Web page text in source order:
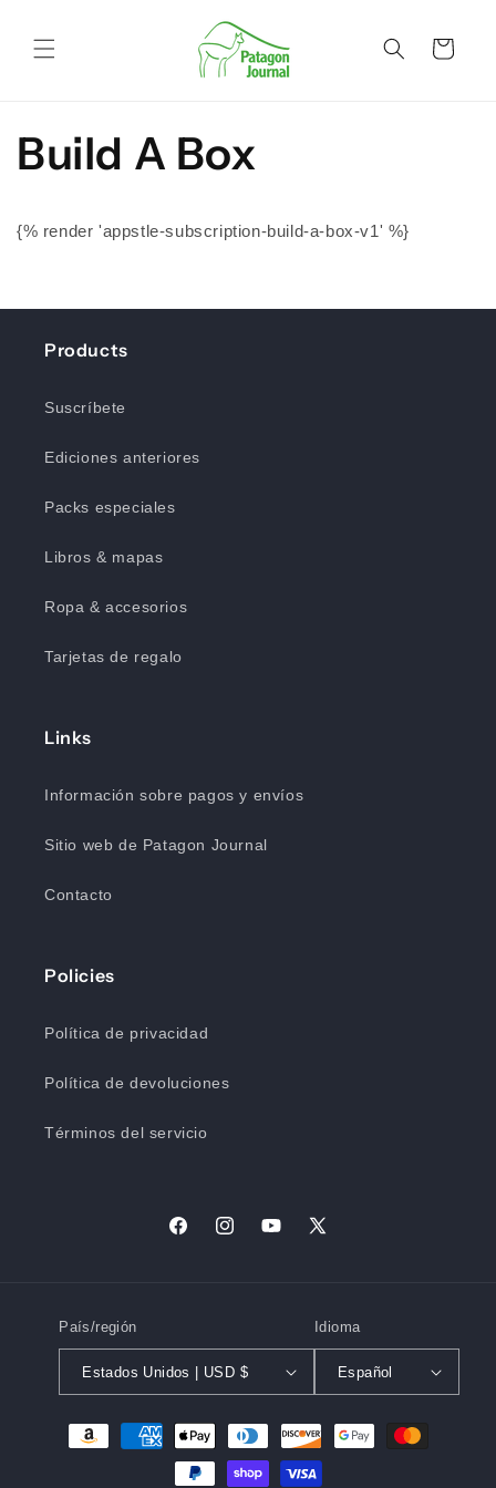
al contenido
Carrito
Build A Box
{% render 'appstle-subscription-build-a-box-v1' %}
Products
Suscríbete
Ediciones anteriores
Packs especiales
Libros & mapas
Ropa & accesorios
Tarjetas de regalo
Links
Información sobre pagos y envíos
Sitio web de Patagon Journal
Contacto
Policies
Política de privacidad
Política de devoluciones
Términos del servicio
FacebookInstagramYouTube
X
País/región
Estados Unidos | USD $
Idioma
Español
Formas